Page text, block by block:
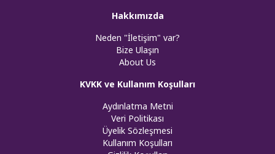
Hakkımızda
Neden "İletişim" var?
Bize Ulaşın
About Us
KVKK ve Kullanım Koşulları
Aydınlatma Metni
Veri Politikası
Üyelik Sözleşmesi
Kullanım Koşulları